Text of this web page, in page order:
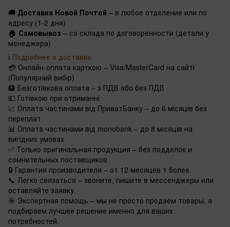
🚚 Доставка Новой Почтой – в любое отделение или по
адресу (1-2 дня)
🏠 Самовывоз – со склада по договоренности (детали у
менеджера)
ℹ️ Подробнее о доставке
💳 Онлайн-оплата карткою – Visa/MasterCard на сайті
(Популярний вибір)
🏦 Безготівкова оплата – з ПДВ або без ПДВ
💵 Готівкою при отриманні
📈 Оплата частинами від ПриватБанку – до 6 місяців без
переплат
📊 Оплата частинами від monobank – до 8 місяців на
вигідних умовах
✅ Только оригинальная продукция – без подделок и
сомнительных поставщиков
🔒 Гарантия производителя – от 12 месяцев т более.
📞 Легко связаться – звоните, пишите в мессенджеры или
оставляйте заявку.
🎯 Экспертная помощь – мы не просто продаем товары, а
подбираем лучшее решение именно для ваших
потребностей.